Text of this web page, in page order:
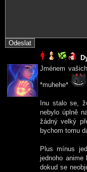
Jménem
*muhehe*
Inu stalo se,
nebylo úplně
žádný velký
bychom tomu
Plus mínus
jednoho anime
dokud se